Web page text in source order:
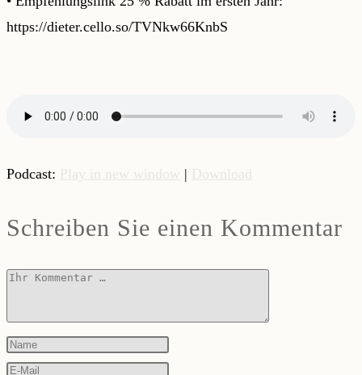
https://dieter.cello.so/TVNkw66KnbS
Podcast: Play in new window | Download
Schreiben Sie einen Kommentar
Kommentar
Geben
Sie
Geben